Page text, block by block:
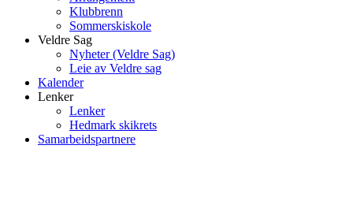
Klubbrenn
Sommerskiskole
Veldre Sag
Nyheter (Veldre Sag)
Leie av Veldre sag
Kalender
Lenker
Lenker
Hedmark skikrets
Samarbeidspartnere